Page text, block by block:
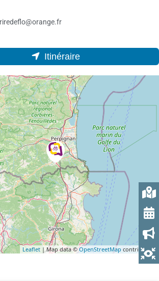
Itinéraire
Leaflet | Map data ©OpenStreetMap contributors